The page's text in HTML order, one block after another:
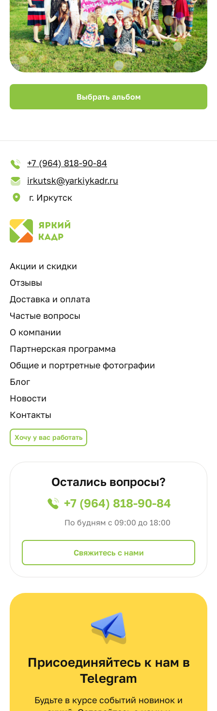
Выбрать альбом
+7 (964) 818-90-84
irkutsk@yarkiykadr.ru
г. Иркутск
Акции и скидки
Отзывы
Доставка и оплата
Частые вопросы
О компании
Партнерская программа
Общие и портретные фотографии
Блог
Новости
Контакты
Хочу у вас работать
Остались вопросы?
+7 (964) 818-90-84
По будням с 09:00 до 18:00
Cвяжитесь с нами
Присоединяйтесь к нам в
Telegram
Будьте в курсе событий новинок и